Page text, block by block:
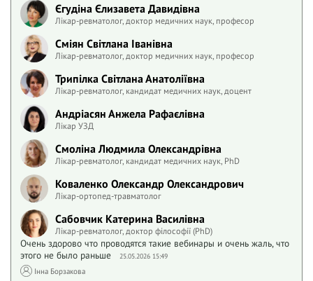
Єгудіна Єлизавета Давидівна
Лікар-ревматолог, доктор медичних наук, професор
Сміян Світлана Іванівна
Лікар-ревматолог, доктор медичних наук, професор
Трипілка Світлана Анатоліївна
Лікар-ревматолог, кандидат медичних наук, доцент
Андріасян Анжела Рафаєлівна
Лікар УЗД
Смоліна Людмила Олександрівна
Лікар-ревматолог, кандидат медичних наук, PhD
Коваленко Олександр Олександрович
Лікар-ортопед-травматолог
Сабовчик Катерина Василівна
Лікар-ревматолог, доктор філософії (PhD)
Очень здорово что проводятся такие вебинары и очень жаль, что
этого не было раньше
25.05.2026 15:49
Інна Борзакова